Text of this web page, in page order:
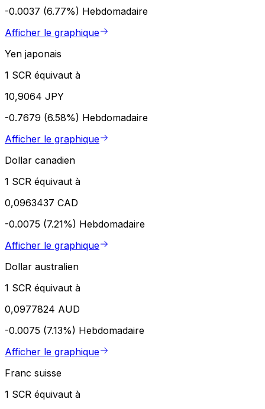
-0.0037 (6.77%) Hebdomadaire
Afficher le graphique
Yen japonais
1 SCR équivaut à
10,9064 JPY
-0.7679 (6.58%) Hebdomadaire
Afficher le graphique
Dollar canadien
1 SCR équivaut à
0,0963437 CAD
-0.0075 (7.21%) Hebdomadaire
Afficher le graphique
Dollar australien
1 SCR équivaut à
0,0977824 AUD
-0.0075 (7.13%) Hebdomadaire
Afficher le graphique
Franc suisse
1 SCR équivaut à